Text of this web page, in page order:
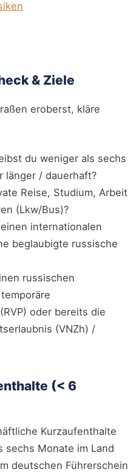
& Ziele
eroberst, kläre
du weniger als sechs
länger / dauerhaft?
Reise, Studium, Arbeit
(Lkw/Bus)?
internationalen
beglaubigte russische
russischen
oder bereits die
(VNZh) /
(< 6
Kurzaufenthalte
sechs Monate im Land
deutschen Führerschein